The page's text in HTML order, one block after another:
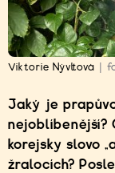
Viktorie Nývltová
Jaký je
nejoblíbenější?
korejsky slovo
žralocích?